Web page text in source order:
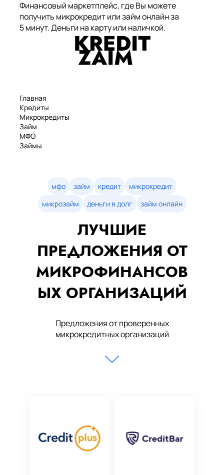
Финансовый маркетплейс, где Вы можете
получить микрокредит или займ онлайн за
5 минут. Деньги на карту или наличкой.
Главная
Кредиты
Микрокредиты
Займ
МФО
Займы
Займы онлайн
Денежные кредиты
мфо займ кредит
микрокредит
микрозайм
деньги в долг займ онлайн
ЛУЧШИЕ
ПРЕДЛОЖЕНИЯ ОТ
МИКРОФИНАНСОВ
ЫХ ОРГАНИЗАЦИЙ
Предложения от проверенных
микрокредитных организаций